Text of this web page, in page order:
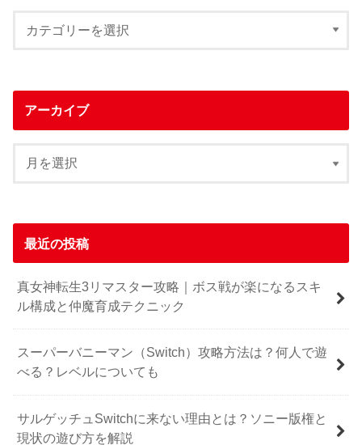
アーカイブ
最近の投稿
真女神転生3リマスター攻略｜ボス戦が楽になるスキ
ル構成と仲魔育成テクニック
スーパーバニーマン（Switch）攻略方法は？何人で遊
べる？レベルについても
サルゲッチュSwitchに来ない理由とは？ソニー版権と
現状の遊び方を解説